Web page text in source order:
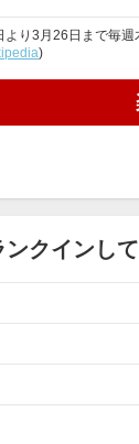
り3月26日まで毎
)
クインし